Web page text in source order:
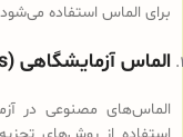
برای الماس استفاده
الماس آزمایشگاهی (Lab-Grown Diamonds):
الماس‌های مصنوعی در